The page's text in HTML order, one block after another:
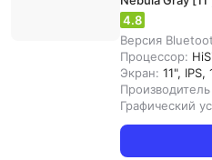
4.8
Версия
Процессор:
Экран: 11",
Графический